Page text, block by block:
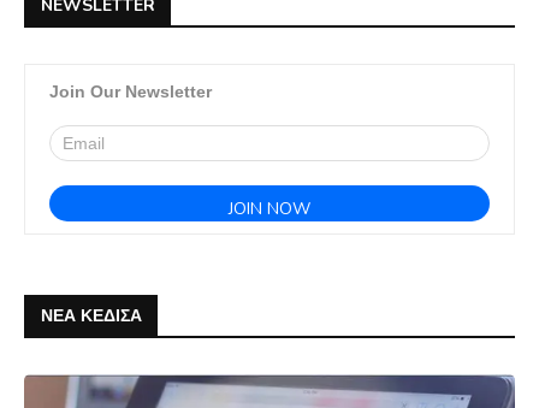
NEWSLETTER
Join Our Newsletter
ΝΕΑ ΚΕΔΙΣΑ